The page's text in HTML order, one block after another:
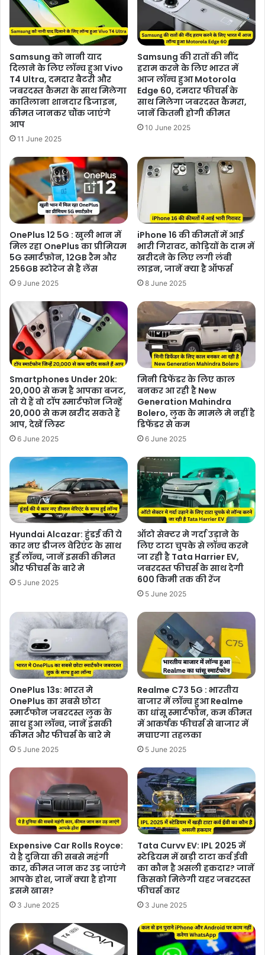
Samsung को नानी याद
दिलाने के लिए लॉन्च हुआ Vivo
T4 Ultra, दमदार बैटरी और
जबरदस्त कैमरा के साथ मिलेगा
कातिलाना शानदार डिजाइन,
कीमत जानकर चौंक जाएंगे
आप
11 June 2025
Samsung की रातों की नींद
हराम करने के लिए भारत में
आज लॉन्च हुआ Motorola
Edge 60, दमदार फीचर्स के
साथ मिलेगा जबरदस्त कैमरा,
जानें कितनी होगी कीमत
10 June 2025
OnePlus 12 5G : खुली भान में
मिल रहा OnePlus का प्रीमियम
5G स्मार्टफ़ोन, 12GB रैम और
256GB स्टोरेज से है लेंस
9 June 2025
iPhone 16 की कीमतों में आई
भारी गिरावट, कोड़ियों के दाम में
खरीदने के लिए लगी लंबी
लाइन, जानें क्या है ऑफर्स
8 June 2025
Smartphones Under 20k:
20,000 से कम है आपका बजट,
तो ये हैं वो टॉप स्मार्टफोन जिन्हें
20,000 से कम खरीद सकते हैं
आप, देखें लिस्ट
6 June 2025
मिनी डिफेंडर के लिए काल
बनकर आ रही है New
Generation Mahindra
Bolero, लुक के मामले मे नहीं है
डिफेंडर से कम
6 June 2025
Hyundai Alcazar: हुंडई की ये
कार नए डीजल वेरिएंट के साथ
हुई लॉन्च, जानें इसकी कीमत
और फीचर्स के बारे मे
5 June 2025
ऑटो सेक्टर मे गर्दा उड़ाने के
लिए टाटा चुपके से लॉन्च करने
जा रही है Tata Harrier EV,
जबरदस्त फीचर्स के साथ देगी
600 किमी तक की रेंज
5 June 2025
OnePlus 13s: भारत मे
OnePlus का सबसे छोटा
स्मार्टफोन जबरदस्त लुक के
साथ हुआ लॉन्च, जानें इसकी
कीमत और फीचर्स के बारे मे
5 June 2025
Realme C73 5G : भारतीय
बाजार में लॉन्च हुआ Realme
का धांसू स्मार्टफोन, कम कीमत
में आकर्षक फीचर्स से बाजार में
मचाएगा तहलका
5 June 2025
Expensive Car Rolls Royce:
ये है दुनिया की सबसे महंगी
कार, कीमत जान कर उड़ जाएंगे
आपके होश, जानें क्या है होगा
इसमे खास?
3 June 2025
Tata Curvv EV: IPL 2025 में
स्टेडियम में खड़ी टाटा कर्व ईवी
का कौन है असली हकदार? जानें
किसको मिलेगी यहर जबरदस्त
फीचर्स कार
3 June 2025